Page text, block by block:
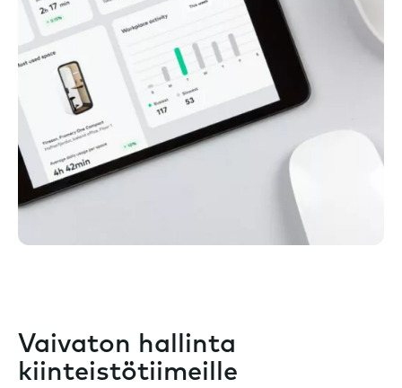
Vaivaton hallinta
kiinteistötiimeille